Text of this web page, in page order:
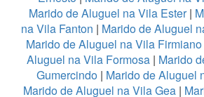
Marido de Aluguel na Vila Ester|
na Vila Fanton | Marido de Aluguel
Marido de Aluguel na Vila
Aluguel na Vila Formosa | Marido
Gumercindo | Marido de Aluguel
Marido de Aluguel na Vila Gea |